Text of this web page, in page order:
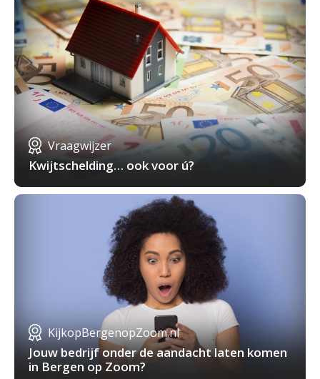
Vraagwijzer
Kwijtschelding… ook voor ú?
KijkopBergenopZoom.nl
Jouw bedrijf onder de aandacht laten komen
in Bergen op Zoom?